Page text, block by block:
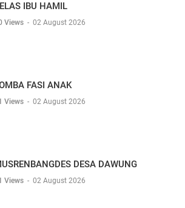
IBU HAMIL
Views - 02 August 2026
FASI ANAK
Views - 02 August 2026
DESA DAWUNG
Views - 02 August 2026